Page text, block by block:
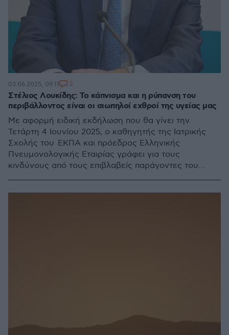
Στέλιος Λουκίδης: Το κάπνισμα και η ρύπανση του
περιβάλλοντος είναι οι σιωπηλοί εχθροί της υγείας μας
Με αφορμή ειδική εκδήλωση που θα γίνει την
Τετάρτη 4 Ιουνίου 2025, o καθηγητής της Ιατρικής
Σχολής του ΕΚΠΑ και πρόεδρος Ελληνικής
Πνευμονολογικής Εταιρίας γράφει για τους
κινδύνους από τους επιβλαβείς παράγοντες του
03.06.2025, 09:11 2